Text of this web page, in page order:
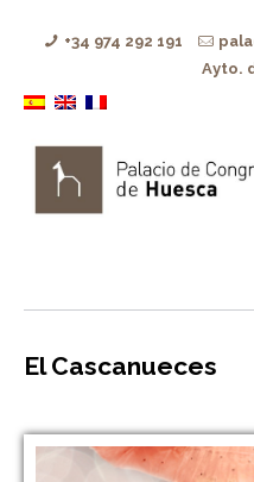
+34 974 292 191
Ayto.
El Cascanueces